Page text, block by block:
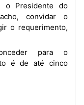
o Presidente do
convidar o
o requerimento,
é de até cinco